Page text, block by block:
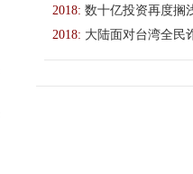
2018: 数十亿投资再度搁
2018: 大陆面对台湾全民